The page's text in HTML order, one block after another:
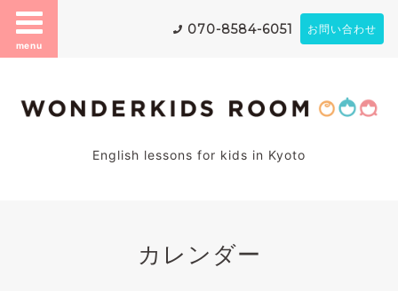
menu
070-8584-6051 お問い合わせ
English lessons for kids in Kyoto
カレンダー